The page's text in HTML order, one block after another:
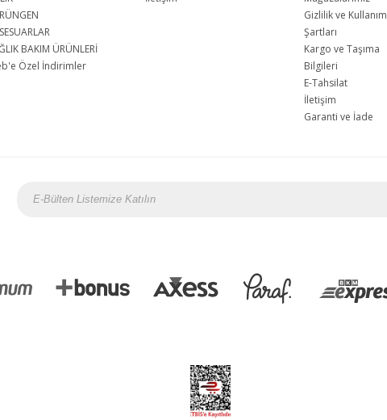
BAKIM ÜRÜNLERİ
Özel İndirimler
Gizlilik ve Kullanım
Şartları
Kargo ve Taşıma
Bilgileri
E-Tahsilat
İletişim
Garanti ve İade